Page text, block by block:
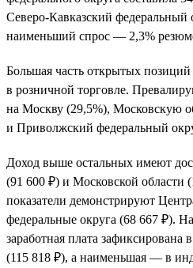
Северо-Кавказский федеральный
наименьший спрос — 2,3%
Большая часть открытых позиций
в розничной торговле.
на Москву (29,5%), Московскую
и Приволжский федеральный
Доход выше остальных имеют
(91 600 ₽) и Московской области
показатели демонстрируют
федеральные округа (68 667 ₽).
заработная плата зафиксирована
(115 818 ₽), а наименьшая — в